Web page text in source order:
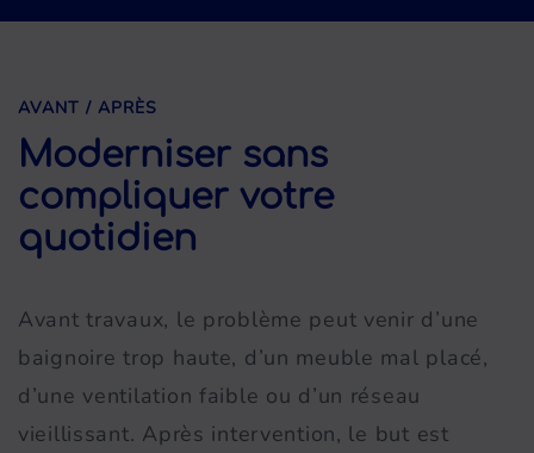
AVANT / APRÈS
Moderniser sans
compliquer votre
quotidien
Avant travaux, le problème peut venir d’une
baignoire trop haute, d’un meuble mal placé,
d’une ventilation faible ou d’un réseau
vieillissant. Après intervention, le but est